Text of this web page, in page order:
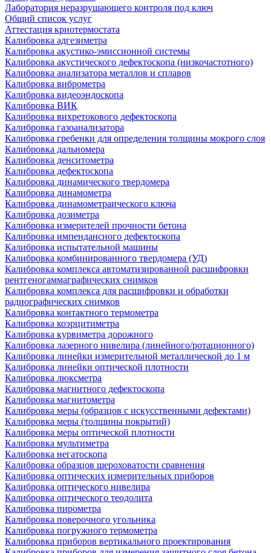
Лаборатория неразрушающего контроля под ключ
Общий список услуг
Аттестация криотермостата
Калибровка адгезиметра
Калибровка акустико-эмиссионной системы
Калибровка акустического дефектоскопа (низкочастотного)
Калибровка анализатора металлов и сплавов
Калибровка виброметра
Калибровка видеоэндоскопа
Калибровка ВИК
Калибровка вихретокового дефектоскопа
Калибровка газоанализатора
Калибровка гребенки для определения толщины мокрого слоя
Калибровка дальномера
Калибровка денситометра
Калибровка дефектоскопа
Калибровка динамического твердомера
Калибровка динамометра
Калибровка динамометраического ключа
Калибровка дозиметра
Калибровка измерителей прочности бетона
Калибровка импендансного дефектоскопа
Калибровка испытательной машины
Калибровка комбинированного твердомера (УД)
Калибровка комплекса автоматизированной расшифровки
рентгеногаммаграфических снимков
Калибровка комплекса для расшифровки и обработки
радиографических снимков
Калибровка контактного термометра
Калибровка коэрцитиметра
Калибровка курвиметра дорожного
Калибровка лазерного нивелира (линейного/ротационного)
Калибровка линейки измерительной металлической до 1 м
Калибровка линейки оптической плотности
Калибровка люксметра
Калибровка магнитного дефектоскопа
Калибровка магнитометра
Калибровка меры (образцов с искусственными дефектами)
Калибровка меры (толщины покрытий)
Калибровка меры оптической плотности
Калибровка мультиметра
Калибровка негатоскопа
Калибровка образцов шероховатости сравнения
Калибровка оптических измерительных приборов
Калибровка оптического нивелира
Калибровка оптического теодолита
Калибровка пирометра
Калибровка поверочного угольника
Калибровка погружного термометра
Калибровка приборов вертикального проектирования